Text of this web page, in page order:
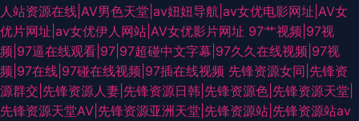
人站资源在线|AV男色天堂|av妞妞导航|av女优电影网址|AV女
优片网址|av女优伊人网站|AV女优影片网址 97艹视频|97视
频|97逼在线观看|97|97超碰中文字幕|97久久在线视频|97视
频|97在线|97碰在线视频|97插在线视频 先锋资源女同|先锋资
源群交|先锋资源人妻|先锋资源日韩|先锋资源色|先锋资源天堂|
先锋资源天堂AV|先锋资源亚洲天堂|先锋资源站|先锋资源站av